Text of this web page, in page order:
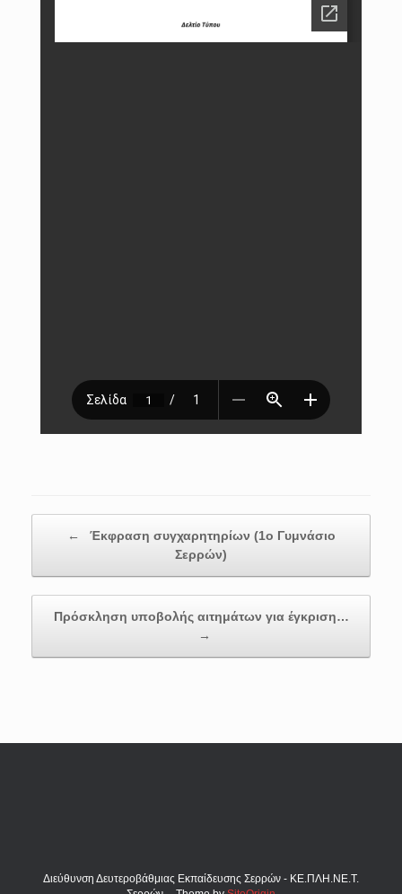
←
Έκφραση συγχαρητηρίων (1ο Γυμνάσιο
Σερρών)
Πρόσκληση υποβολής αιτημάτων για έγκριση…
→
Διεύθυνση Δευτεροβάθμιας Εκπαίδευσης Σερρών - ΚΕ.ΠΛΗ.ΝΕ.Τ.